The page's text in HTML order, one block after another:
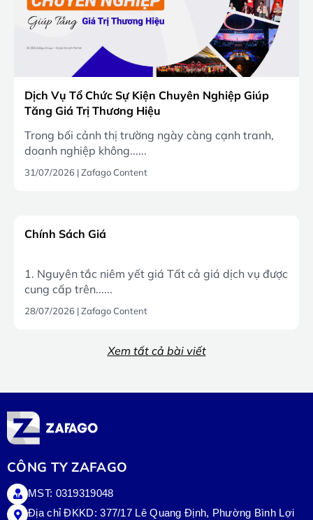
Dịch Vụ Tổ Chức Sự Kiện Chuyên Nghiệp Giúp
Tăng Giá Trị Thương Hiệu
Trong bối cảnh thị trường ngày càng cạnh tranh,
doanh nghiệp không......
31/07/2026 |Zafago Content
Chính Sách Giá
1. Nguyên tắc niêm yết giá Tất cả giá dịch vụ được
cung cấp trên......
28/07/2026 |Zafago Content
Xem tất cả bài viết
CÔNG TY ZAFAGO
MST: 0319319048
Địa chỉ ĐKKD: 377/17 Lê Quang Định, Phường Bình Lợi